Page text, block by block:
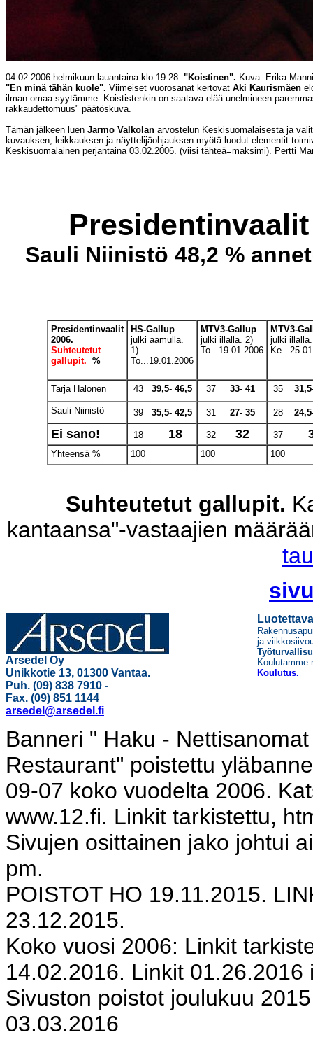
04.02.2006 helmikuun lauantaina klo 19.28. "Koistinen". Kuva: Erika
"En minä tähän kuole". Viimeiset vuorosanat kertovat Aki Kaurismäen
ilman omaa syytämme. Koististenkin on saatava elää unelmineen
rakkaudettomuus" päätöskuva.
Tämän jälkeen luen Jarmo Valkolan arvostelun Keskisuomalaisesta ja
kuvauksen, leikkauksen ja näyttelijäohjauksen myötä luodut elementit
Keskisuomalainen perjantaina 03.02.2006. (viisi tähteä=maksimi). Pertti
Presidentinvaalit
Sauli Niinistö 48,2 %
Presidentinvaalit
2006.
Suhteutetut
gallupit. %
HS-Gallup
julki aamulla.
1)
To...19.01.2006
MTV3-Gallup
julki illalla. 2)
To...19.01.2006
MTV3-
julki
Tarja Halonen 43 39,5- 46,5 37 33- 41 35
Sauli Niinistö 39 35,5- 42,5 31 27- 35 28
Ei sano! 18 18 32 32 37
Yhteensä % 100 100 100
Suhteutetut gallupit.
kantaansa"-vastaajien
Arsedel Oy
Unikkotie 13, 01300 Vantaa.
Puh. (09) 838 7910 -
Fax. (09) 851 1144
arsedel@arsedel.fi
ja
Koulutamme
Koulutus.
Banneri " Haku -
Restaurant" poistettu
09-07 koko vuodelta 2006.
www.12.fi. Linkit tarkistettu,
Sivujen osittainen jako johtui
pm.
POISTOT HO 19.11.2015.
23.12.2015.
Koko vuosi 2006: Linkit
14.02.2016. Linkit
Sivuston poistot joulukuu
03.03.2016